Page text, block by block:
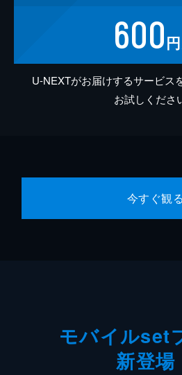
600
U-NEXTがお届けするサービス
お試しくださ
今すぐ観る
モバイルset
新登場